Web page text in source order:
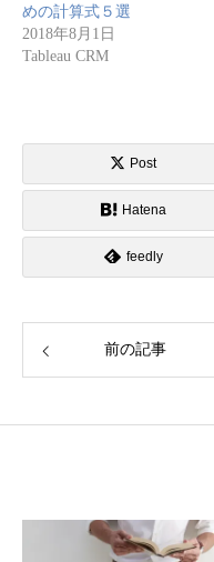
めの計算式５選
2018年8月1日
Tableau CRM
Post
Hatena
feedly
前の記事